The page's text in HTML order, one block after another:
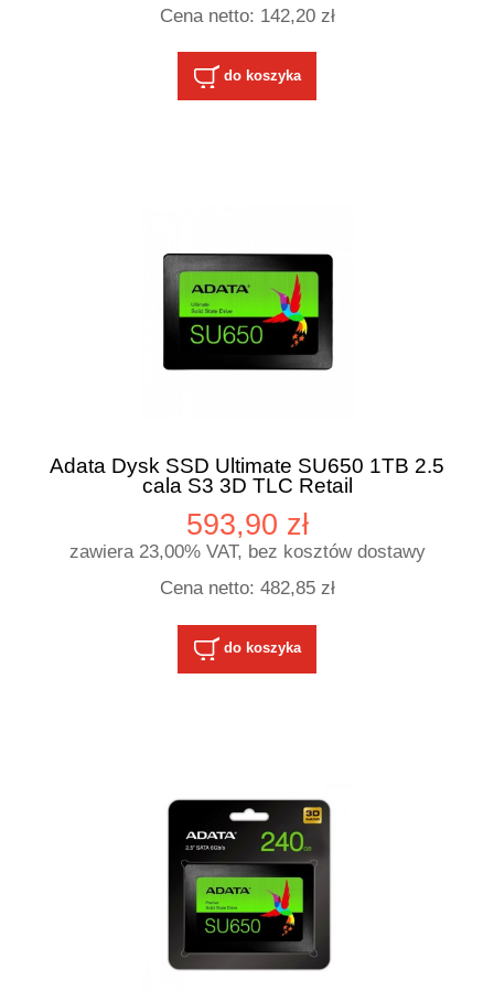
Cena netto: 142,20 zł
do koszyka
Adata Dysk SSD Ultimate SU650 1TB 2.5
cala S3 3D TLC Retail
593,90 zł
zawiera 23,00% VAT, bez kosztów dostawy
Cena netto: 482,85 zł
do koszyka